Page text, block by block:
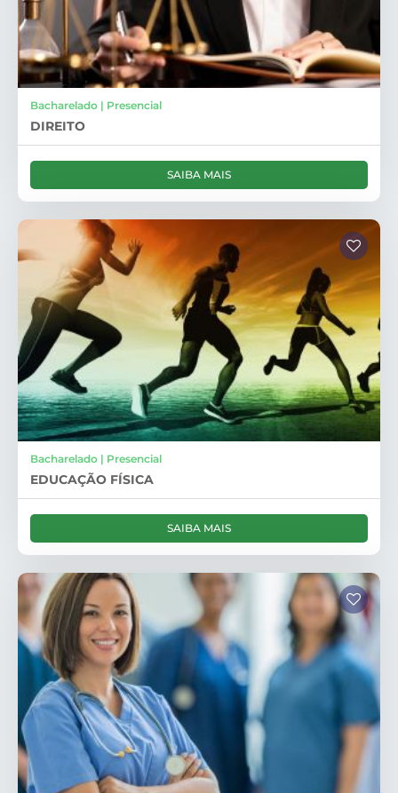
Bacharelado | Presencial
DIREITO
SAIBA MAIS
Bacharelado | Presencial
EDUCAÇÃO FÍSICA
SAIBA MAIS